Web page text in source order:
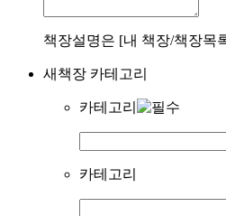
책장설명은 [내 책장/책장목
새책장 카테고리
카테고리
카테고리